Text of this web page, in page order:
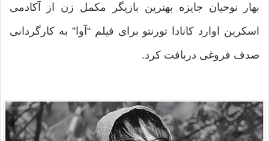
بهار نوحیان جایزه بهترین بازیگر مکمل زن از آکادمى
اسکرین اوارد کانادا تورنتو براى فیلم “آوا” به کارگردانى
صدف فروغى دربافت کرد.